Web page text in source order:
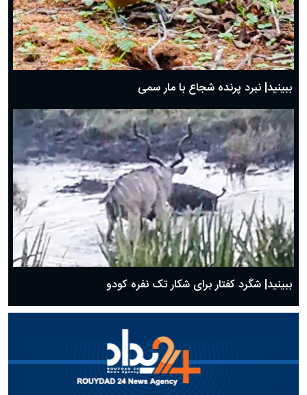
ببینید| نبرد پرنده شجاع با مار سمی
ببینید| شگرد کفتار برای شکار تک نفره کودو